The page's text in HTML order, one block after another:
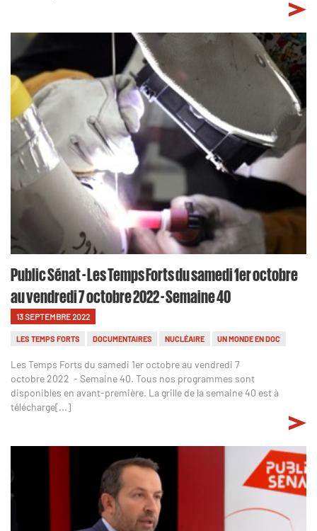
Public Sénat - Les Temps Forts du samedi 1er octobre
au vendredi 7 octobre 2022 - Semaine 40
13 SEPTEMBRE 2022
LES TEMPS FORTS DOCUMENTAIRES NUCLÉAIRE UN MONDE EN DOC
Les Temps Forts du samedi 1er octobre au vendredi 7
octobre 2022 - Semaine 40. Tous nos programmes sont
disponibles en avant-première. La grille de la semaine 40 est à
télécharge[...]